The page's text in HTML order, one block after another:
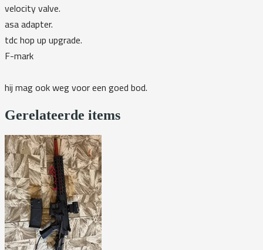
velocity valve.
asa adapter.
tdc hop up upgrade.
F-mark
hij mag ook weg voor een goed bod.
Gerelateerde items